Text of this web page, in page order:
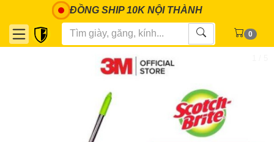
ĐỒNG SHIP 10K NỘI THÀNH
0